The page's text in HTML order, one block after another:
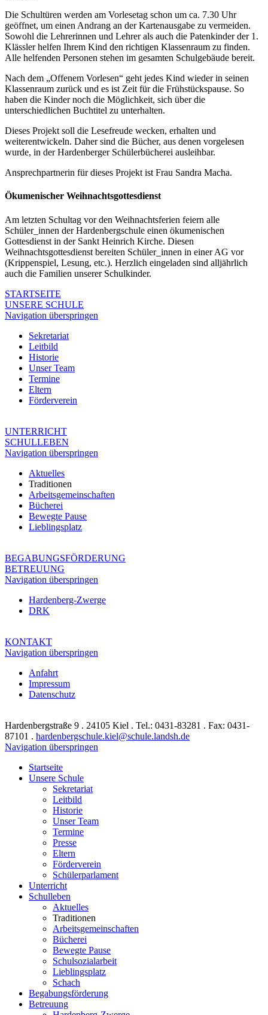
Die Schultüren werden am Vorlesetag schon um ca. 7.30 Uhr
geöffnet, um einen Andrang an der Kartenausgabe zu vermeiden.
Sowohl die Lehrerinnen und Lehrer als auch die Patenkinder der 1.
Klässler helfen Ihrem Kind den richtigen Klassenraum zu finden.
Alle helfenden Personen stehen im gesamten Schulgebäude bereit.
Nach dem „Offenem Vorlesen“ geht jedes Kind wieder in seinen
Klassenraum zurück und es ist Zeit für die Frühstückspause. So
haben die Kinder noch die Möglichkeit, sich über die
unterschiedlichen Buchtitel zu unterhalten.
Dieses Projekt soll die Lesefreude wecken, erhalten und
weiterentwickeln. Daher sind die Bücher, aus denen vorgelesen
wurde, in der Hardenberger Schülerbücherei ausleihbar.
Ansprechpartnerin für dieses Projekt ist Frau Sandra Macha.
Ökumenischer Weihnachtsgottesdienst
Am letzten Schultag vor den Weihnachtsferien feiern alle
Schüler_innen der Hardenbergschule einen ökumenischen
Gottesdienst in der Sankt Heinrich Kirche. Diesen
Weihnachtsgottesdienst bereiten Schüler_innen in einer AG vor
(Krippenspiel, Lesung, etc.). Herzlich eingeladen sind alljährlich
auch die Familien unserer Schulkinder.
STARTSEITE
UNSERE SCHULE
Navigation überspringen
Sekretariat
Leitbild
Historie
Unser Team
Termine
Eltern
Förderverein
UNTERRICHT
SCHULLEBEN
Navigation überspringen
Aktuelles
Traditionen
Arbeitsgemeinschaften
Bücherei
Bewegte Pause
Lieblingsplatz
BEGABUNGSFÖRDERUNG
BETREUUNG
Navigation überspringen
Hardenberg-Zwerge
DRK
KONTAKT
Navigation überspringen
Anfahrt
Impressum
Datenschutz
Hardenbergstraße 9 . 24105 Kiel . Tel.: 0431-83281 . Fax: 0431-
87101 . hardenbergschule.kiel@schule.landsh.de
Navigation überspringen
Startseite
Unsere Schule
Sekretariat
Leitbild
Historie
Unser Team
Termine
Presse
Eltern
Förderverein
Schülerparlament
Unterricht
Schulleben
Aktuelles
Traditionen
Arbeitsgemeinschaften
Bücherei
Bewegte Pause
Schulsozialarbeit
Lieblingsplatz
Schach
Begabungsförderung
Betreuung